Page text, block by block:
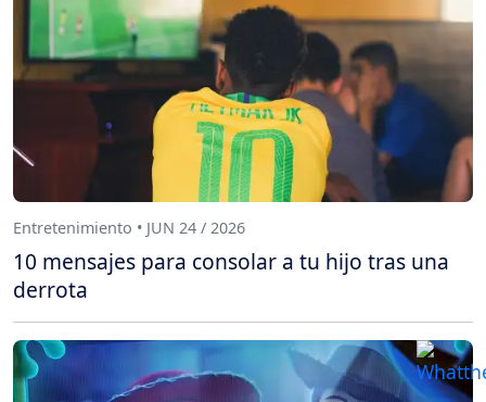
Entretenimiento • JUN 24 / 2026
10 mensajes para consolar a tu hijo tras una
derrota